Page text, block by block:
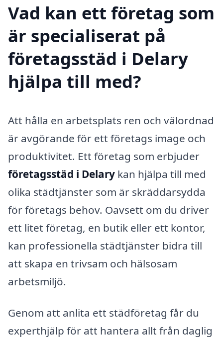
Vad kan ett företag som
är specialiserat på
företagsstäd i Delary
hjälpa till med?
Att hålla en arbetsplats ren och välordnad
är avgörande för ett företags image och
produktivitet. Ett företag som erbjuder
företagsstäd i Delary kan hjälpa till med
olika städtjänster som är skräddarsydda
för företags behov. Oavsett om du driver
ett litet företag, en butik eller ett kontor,
kan professionella städtjänster bidra till
att skapa en trivsam och hälsosam
arbetsmiljö.
Genom att anlita ett städföretag får du
experthjälp för att hantera allt från daglig